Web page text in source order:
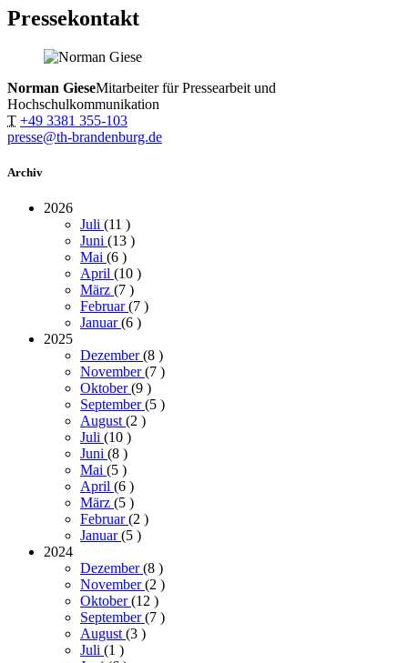
Pressekontakt
Norman GieseMitarbeiter für Pressearbeit und
Hochschulkommunikation
T +49 3381 355-103
presse@th-brandenburg.de
Archiv
2026
Juli (11 )
Juni (13 )
Mai (6 )
April (10 )
März (7 )
Februar(7 )
Januar(6 )
2025
Dezember(8 )
November(7 )
Oktober(9 )
September(5 )
August(2 )
Juli (10 )
Juni (8 )
Mai (5 )
April (6 )
März (5 )
Februar(2 )
Januar(5 )
2024
Dezember(8 )
November(2 )
Oktober(12 )
September(7 )
August(3 )
Juli (1 )